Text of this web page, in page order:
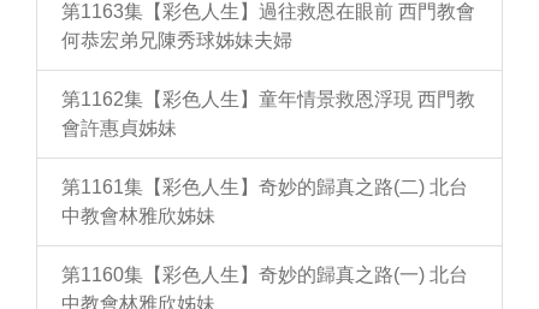
第1163集【彩色人生】過往救恩在眼前 西門教會
何恭宏弟兄陳秀球姊妹夫婦
第1162集【彩色人生】童年情景救恩浮現 西門教
會許惠貞姊妹
第1161集【彩色人生】奇妙的歸真之路(二) 北台
中教會林雅欣姊妹
第1160集【彩色人生】奇妙的歸真之路(一) 北台
中教會林雅欣姊妹